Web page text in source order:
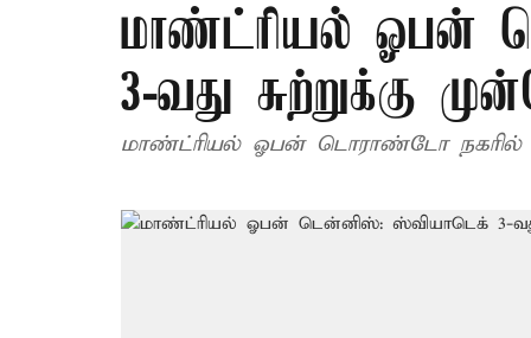
மாண்ட்ரியல் ஓபன்
3-வது சுற்றுக்கு
மாண்ட்ரியல் ஓபன் டொராண்டோ நகரில்